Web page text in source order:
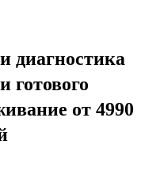
диагностика
готового
от 4990